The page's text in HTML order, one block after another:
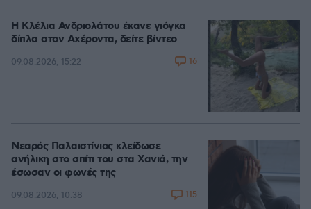
Η Κλέλια Ανδριολάτου έκανε γιόγκα
δίπλα στον Αχέροντα, δείτε βίντεο
09.08.2026, 15:22 16
Νεαρός Παλαιστίνιος κλείδωσε
ανήλικη στο σπίτι του στα Χανιά, την
έσωσαν οι φωνές της
09.08.2026, 10:38 115